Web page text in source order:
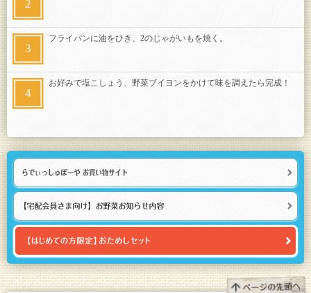
フライパンに油をひき、2のじゃがいもを焼く。
お好みで塩こしょう、野菜ブイヨンをかけて味を調えたら完成！